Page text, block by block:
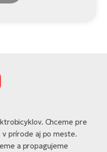
Chceme pre
v prírode aj po meste.
a propagujeme